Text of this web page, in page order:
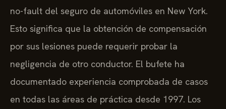
no-fault del seguro de automóviles en New York.
Esto significa que la obtención de compensación
por sus lesiones puede requerir probar la
negligencia de otro conductor. El bufete ha
documentado experiencia comprobada de casos
en todas las áreas de práctica desde 1997. Los